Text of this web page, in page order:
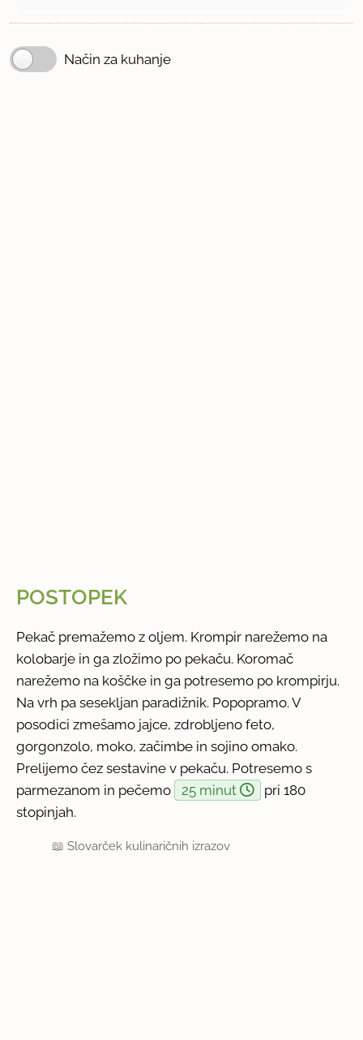
Način za kuhanje
POSTOPEK
Pekač premažemo z oljem. Krompir narežemo na
kolobarje in ga zložimo po pekaču. Koromač
narežemo na koščke in ga potresemo po krompirju.
Na vrh pa sesekljan paradižnik. Popopramo. V
posodici zmešamo jajce, zdrobljeno feto,
gorgonzolo, moko, začimbe in sojino omako.
Prelijemo čez sestavine v pekaču. Potresemo s
parmezanom in pečemo
25 minut
pri 180
stopinjah.
📖Slovarček kulinaričnih izrazov